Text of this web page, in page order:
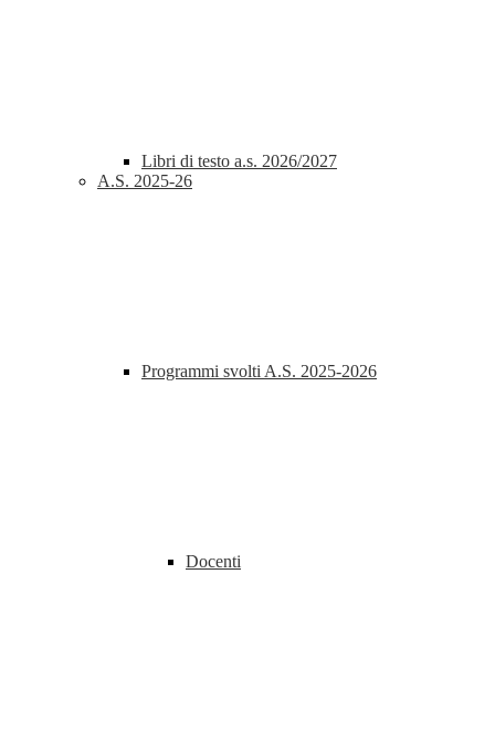
Libri di testo a.s. 2026/2027
A.S. 2025-26
Programmi svolti A.S. 2025-2026
Docenti